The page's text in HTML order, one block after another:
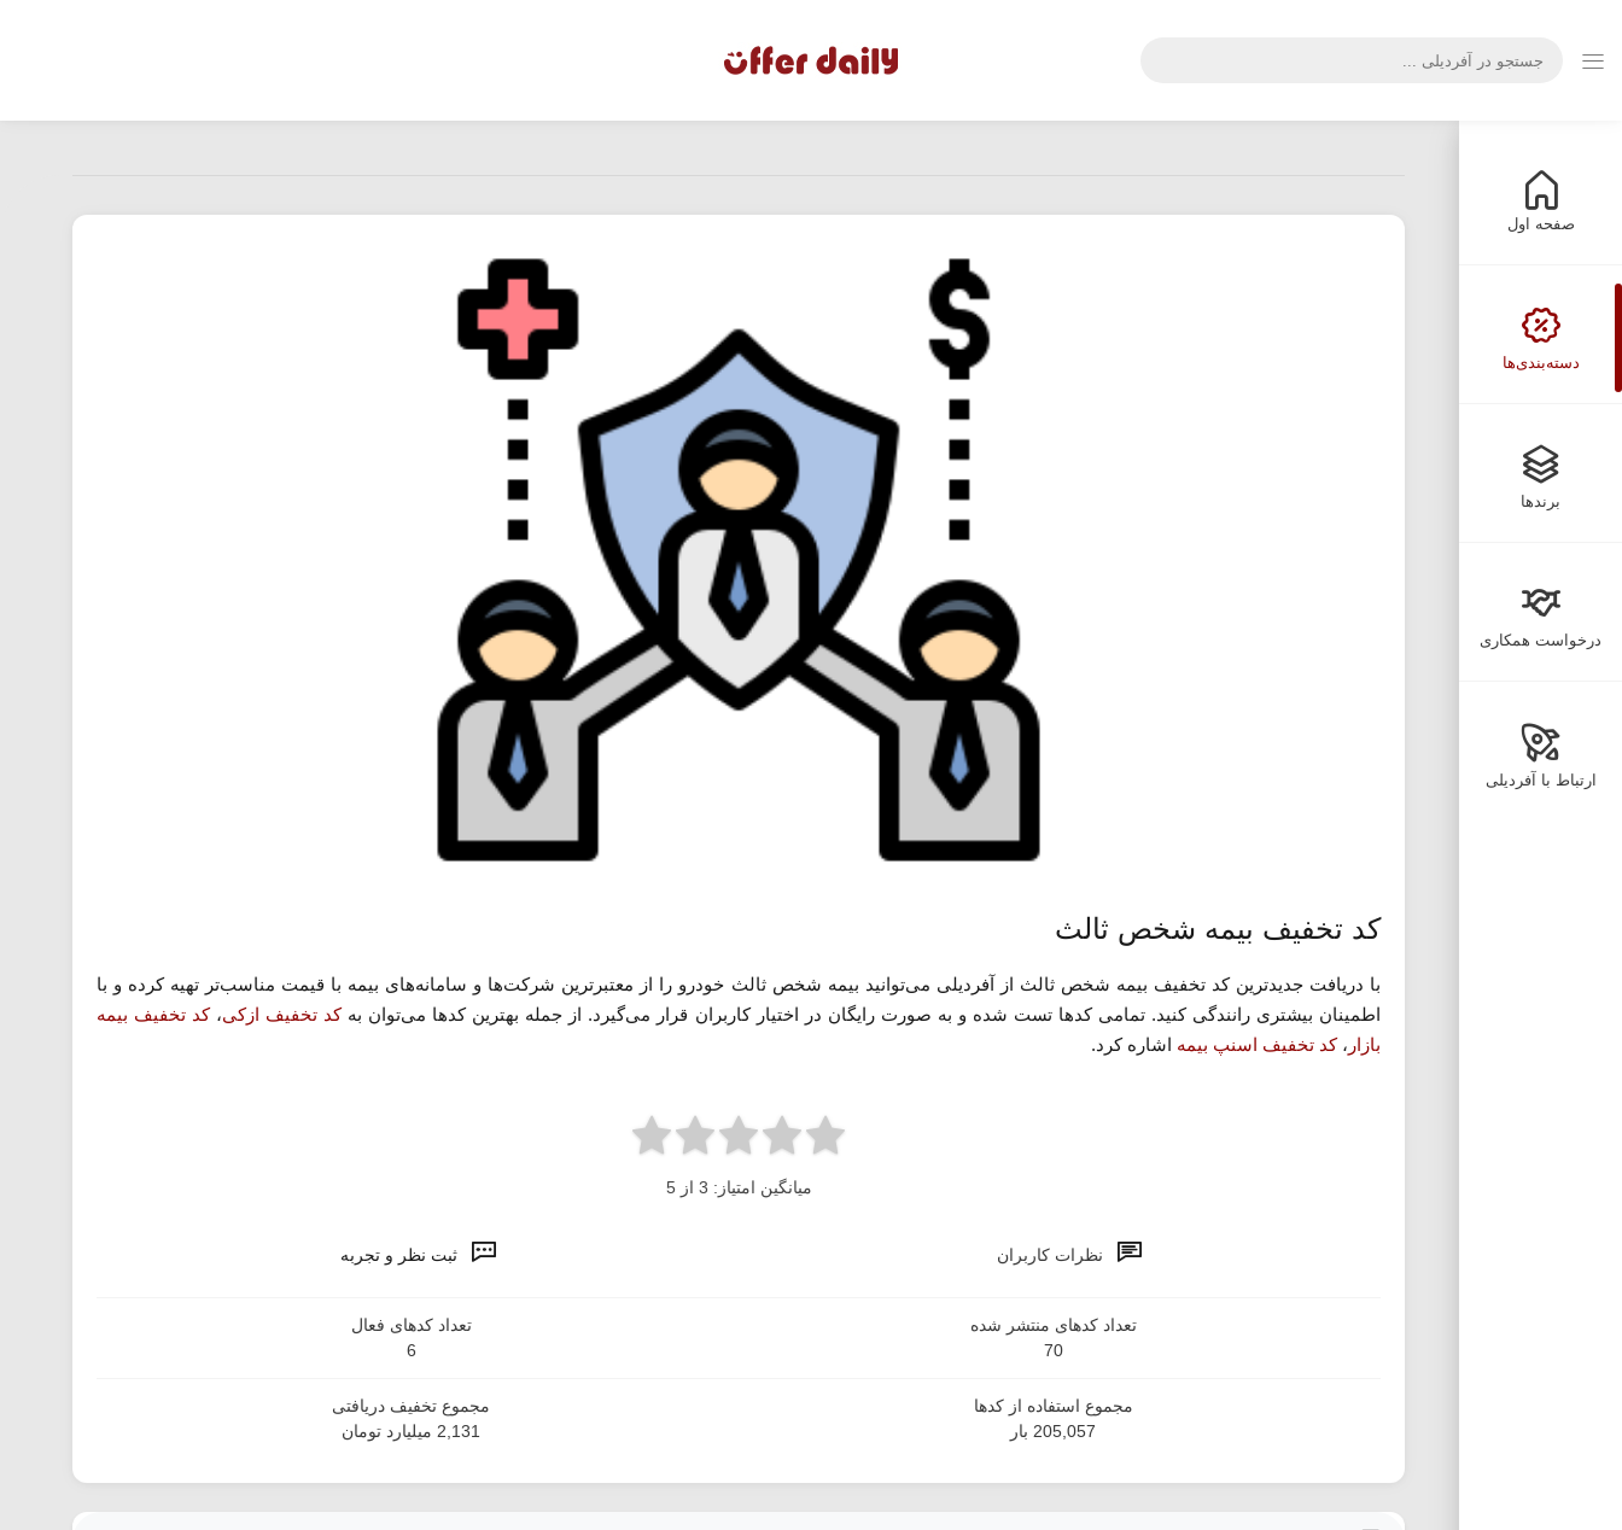
صفحه اول
دسته‌بندی‌ها
برندها
درخواست همکاری
ارتباط با آفردیلی
کد تخفیف بیمه شخص ثالث
با دریافت جدیدترین کد تخفیف بیمه شخص ثالث از آفردیلی می‌توانید بیمه شخص ثالث خودرو را از معتبرترین شرکت‌ها و سامانه‌های بیمه با قیمت مناسب‌تر تهیه کرده و با
اطمینان بیشتری رانندگی کنید. تمامی کدها تست شده و به صورت رایگان در اختیار کاربران قرار می‌گیرد. از جمله بهترین کدها می‌توان بهکد تخفیف ازکی،کد تخفیف بیمه
بازار ،کد تخفیف اسنپ بیمه اشاره کرد.
میانگین امتیاز: 3 از 5
نظرات کاربران ثبت نظر و تجربه
تعداد کدهای منتشر شده
70
تعداد کدهای فعال
6
مجموع استفاده از کدها
205,057 بار
مجموع تخفیف دریافتی
2,131 میلیارد تومان